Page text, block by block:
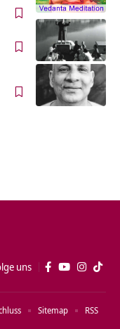
uns
Sitemap RSS